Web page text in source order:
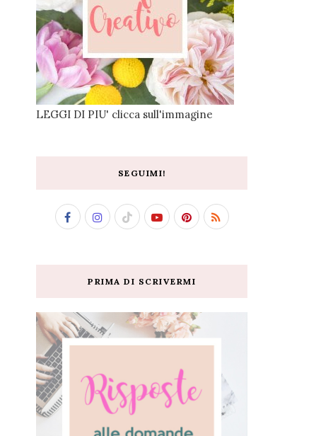
LEGGI DI PIU' clicca sull'immagine
SEGUIMI!
PRIMA DI SCRIVERMI